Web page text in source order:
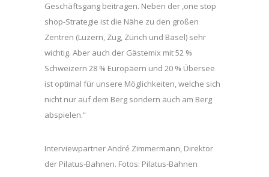
Geschäftsgang beitragen. Neben der ,one stop
shop-Strategie ist die Nähe zu den großen
Zentren (Luzern, Zug, Zürich und Basel) sehr
wichtig. Aber auch der Gästemix mit 52 %
Schweizern 28 % Europäern und 20 % Übersee
ist optimal für unsere Möglichkeiten, welche sich
nicht nur auf dem Berg sondern auch am Berg
abspielen.“
Interviewpartner André Zimmermann, Direktor
der Pilatus-Bahnen. Fotos: Pilatus-Bahnen